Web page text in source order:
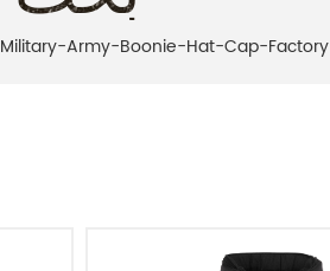
Military-Army-Boonie-Hat-Cap-Factory